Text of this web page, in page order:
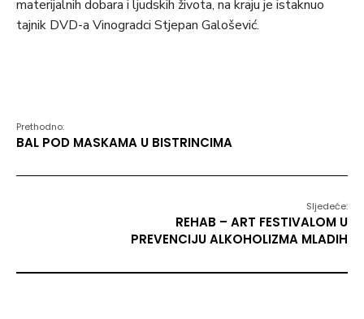
materijalnih dobara i ljudskih života, na kraju je istaknuo
tajnik DVD-a Vinogradci Stjepan Galošević.
Prethodno:
BAL POD MASKAMA U BISTRINCIMA
Sljedeće:
REHAB – ART FESTIVALOM U
PREVENCIJU ALKOHOLIZMA MLADIH